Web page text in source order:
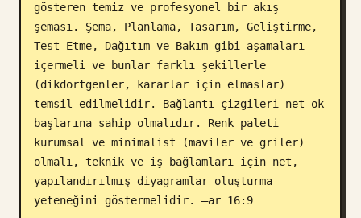
Güncellemeler
gösteren temiz ve profesyonel bir akış
şeması. Şema, Planlama, Tasarım, Geliştirme,
Test Etme, Dağıtım ve Bakım gibi aşamaları
içermeli ve bunlar farklı şekillerle
(dikdörtgenler, kararlar için elmaslar)
temsil edilmelidir. Bağlantı çizgileri net ok
başlarına sahip olmalıdır. Renk paleti
kurumsal ve minimalist (maviler ve griler)
olmalı, teknik ve iş bağlamları için net,
yapılandırılmış diyagramlar oluşturma
yeteneğini göstermelidir. –ar 16:9